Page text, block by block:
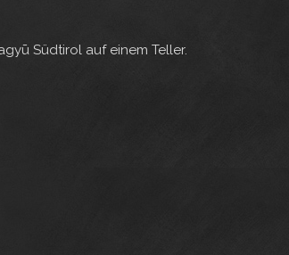
Südtirol auf einem Teller.